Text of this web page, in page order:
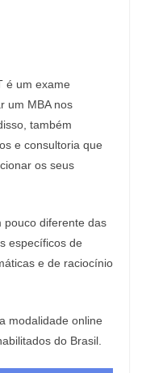
é um exame
um MBA nos
também
e consultoria que
os seus
pouco diferente das
específicos de
e de raciocínio
modalidade online
do Brasil.